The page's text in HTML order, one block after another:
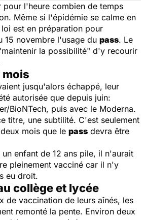
pour l'heure combien de temps
Même si l'épidémie se calme en
est en préparation pour
15 novembre l'usage du pass. Le
la possibilité" d'y recourir
mois
jusqu'alors échappé, leur
autorisée que depuis juin:
BioNTech, puis avec le Moderna.
titre, une subtilité. C'est seulement
mois que le pass devra être
enfant de 12 ans pile, il n'aurait
pleinement vacciné car il n'y
eu droit.
collège et lycée
de vaccination de leurs aînés, les
remonté la pente. Environ deux